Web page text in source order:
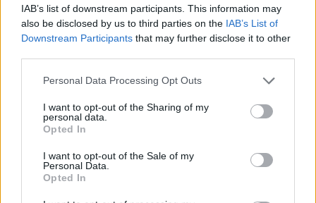
IAB’s list of downstream participants. This information may
also be disclosed by us to third parties on the IAB’s List of
Downstream Participants that may further disclose it to other
Personal Data Processing Opt Outs
I want to opt-out of the Sharing of my
personal data.
Opted In
I want to opt-out of the Sale of my
Personal Data.
Opted In
πράξη δικαιοσύνης και ηθικής αποκατάστασης».
«Ο Ποντιακός Ελληνισμός, παρά τις αδιανόητες
δοκιμασίες και τις τραγικές απώλειες που τον
σημάδεψαν στις αρχές του 20ου αιώνα,
στη μητέρα πατρίδα, να δημιουργήσει με
ακατάβλητη ενεργητικότητα και ηθικό σθένος και
να συμβάλει καθοριστικά στην κοινωνική,
οικονομική και πολιτιστική πρόοδο της χώρας